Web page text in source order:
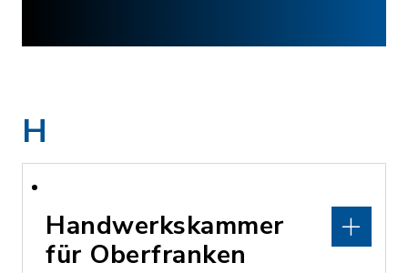
H
Handwerkskammer
für Oberfranken